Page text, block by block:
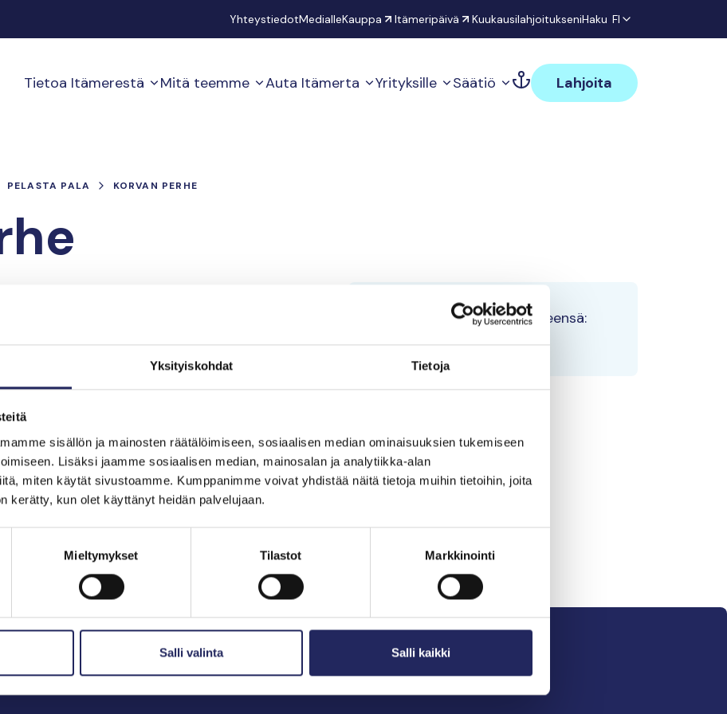
Yksityiskohdat Tietoja
sisällön ja mainosten räätälöimiseen, sosiaalisen median ominaisuuksien tukemiseen
Lisäksi jaamme sosiaalisen median, mainosalan ja analytiikka-alan
miten käytät sivustoamme. Kumppanimme voivat yhdistää näitä tietoja muihin tietoihin, joita
kerätty, kun olet käyttänyt heidän palvelujaan.
Mieltymykset Tilastot Markkinointi
Salli valinta Salli kaikki
YhteystiedotMedialleKauppa Itämeripäivä KuukausilahjoitukseniHaku FI
Tietoa Itämerestä Mitä teemme Auta Itämerta Yrityksille Säätiö Lahjoita
PELASTA PALA KORVAN PERHE
Tiimin lahjoitukset yhteensä:
0 €